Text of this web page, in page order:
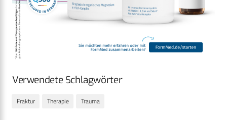
Verwendete Schlagwörter
Fraktur Therapie Trauma